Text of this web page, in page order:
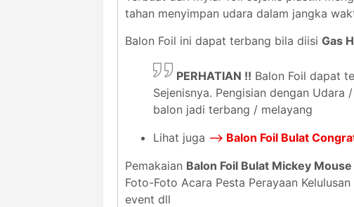
tahan menyimpan udara dalam jangka
Balon Foil ini dapat terbang bila diisi Gas
PERHATIAN !! Balon Foil dapat
Sejenisnya. Pengisian dengan Udara
balon jadi terbang / melayang
Lihat juga --> Balon Foil Bulat
Pemakaian Balon Foil Bulat Mickey
Foto-Foto Acara Pesta Perayaan
event dll